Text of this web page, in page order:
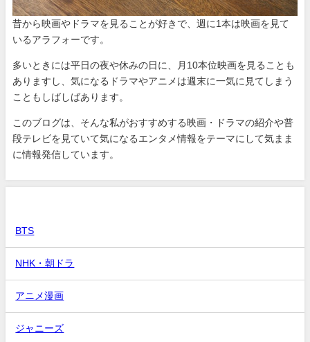
昔から映画やドラマを見ることが好きで、週に1本は映画を見て
いるアラフォーです。
多いときには平日の夜や休みの日に、月10本位映画を見ることも
ありますし、気になるドラマやアニメは週末に一気に見てしまう
こともしばしばあります。
このブログは、そんな私がおすすめする映画・ドラマの紹介や普
段テレビを見ていて気になるエンタメ情報をテーマにして気まま
に情報発信しています。
BTS
NHK・朝ドラ
アニメ漫画
ジャニーズ